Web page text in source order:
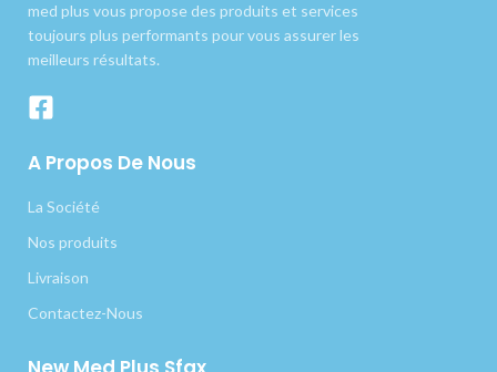
med plus vous propose des produits et services
toujours plus performants pour vous assurer les
meilleurs résultats.
A Propos De Nous
La Société
Nos produits
Livraison
Contactez-Nous